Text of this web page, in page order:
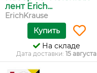
лент Erich...
ErichKrause
Купить
На складе
Дата доставки: 15 августа